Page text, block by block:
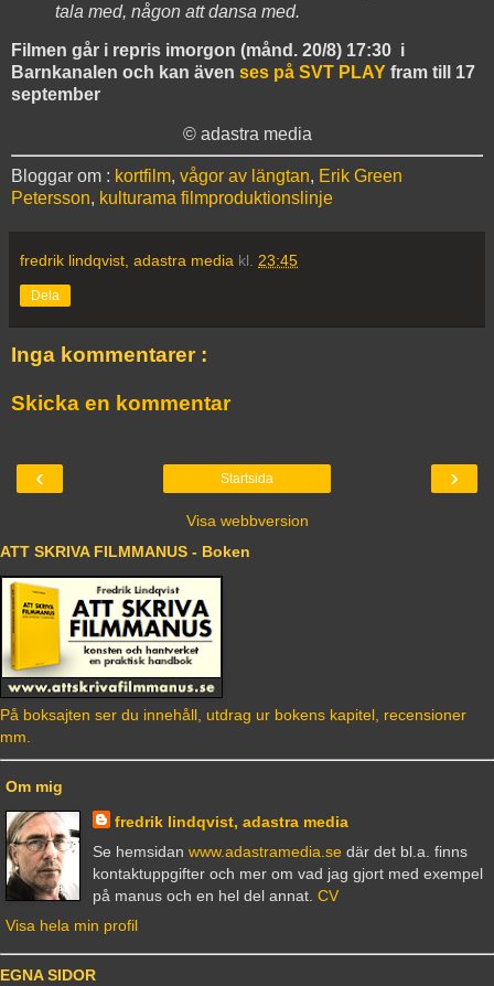
tala med, någon att dansa med.
Filmen går i repris imorgon (månd. 20/8) 17:30 i
Barnkanalen och kan även ses på SVT PLAY fram till 17
september
© adastra media
Bloggar om : kortfilm, vågor av längtan, Erik Green
Petersson, kulturama filmproduktionslinje
fredrik lindqvist, adastra media kl. 23:45
Dela
Inga kommentarer :
Skicka en kommentar
‹ ›
Startsida
Visa webbversion
ATT SKRIVA FILMMANUS - Boken
På boksajten ser du innehåll, utdrag ur bokens kapitel, recensioner
mm.
Om mig
fredrik lindqvist, adastra media
Se hemsidan www.adastramedia.sedär det bl.a. finns
kontaktuppgifter och mer om vad jag gjort med exempel
på manus och en hel del annat. CV
Visa hela min profil
EGNA SIDOR